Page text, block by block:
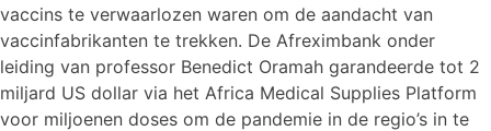
vaccins te verwaarlozen waren om de aandacht van
vaccinfabrikanten te trekken. De Afreximbank onder
leiding van professor Benedict Oramah garandeerde tot 2
miljard US dollar via het Africa Medical Supplies Platform
voor miljoenen doses om de pandemie in de regio’s in te